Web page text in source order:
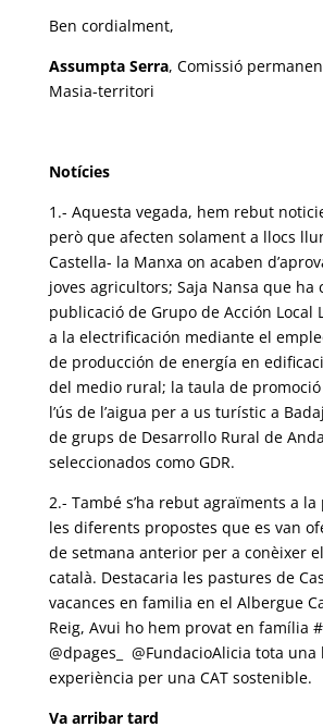
Ben cordialment,
Assumpta Serra, Comissió
Masia-territori
Notícies
1.- Aquesta vegada, hem rebut
però que afecten solament a llocs
Castella- la Manxa on acaben
joves agricultors; Saja Nansa que ha
publicació de Grupo de Acción Local
a la electrificación mediante el
de producción de energía en
del medio rural; la taula de
l’ús de l’aigua per a us turístic a
de grups de Desarrollo Rural de
seleccionados como GDR.
2.- També s’ha rebut agraïments a
les diferents propostes que es van
de setmana anterior per a conèixer
català. Destacaria les pastures de
vacances en familia en el Albergue
Reig, Avui ho hem provat en família
@dpages_ @FundacioAlicia tota una
experiència per una CAT sostenible.
Va arribar tard